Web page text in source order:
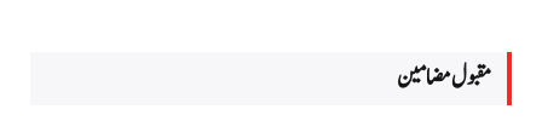
مقبول مضامين